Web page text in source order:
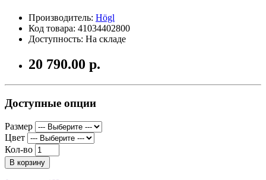
Производитель: Högl
Код товара: 41034402800
Доступность: На складе
20 790.00 р.
Доступные опции
Размер
Цвет
Кол-во
В корзину